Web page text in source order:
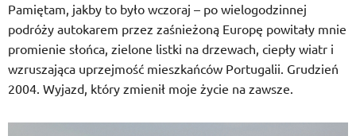
Pamiętam, jakby to było wczoraj – po wielogodzinnej
podróży autokarem przez zaśnieżoną Europę powitały mnie
promienie słońca, zielone listki na drzewach, ciepły wiatr i
wzruszająca uprzejmość mieszkańców Portugalii. Grudzień
2004. Wyjazd, który zmienił moje życie na zawsze.